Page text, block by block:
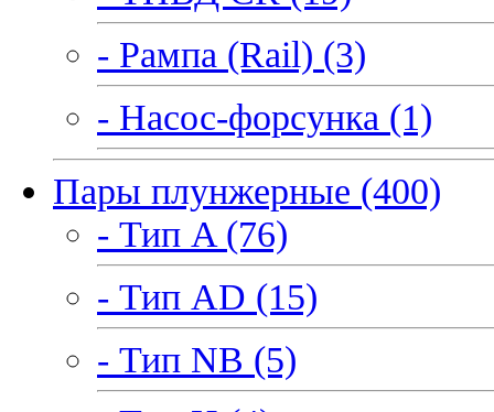
- Рампа (Rail) (3)
- Насос-форсунка (1)
Пары плунжерные (400)
- Тип A (76)
- Тип AD (15)
- Тип NB (5)